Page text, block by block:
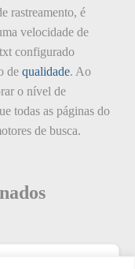
rastreamento, é
velocidade de
configurado
de qualidade. Ao
o nível de
todas as páginas do
de busca.